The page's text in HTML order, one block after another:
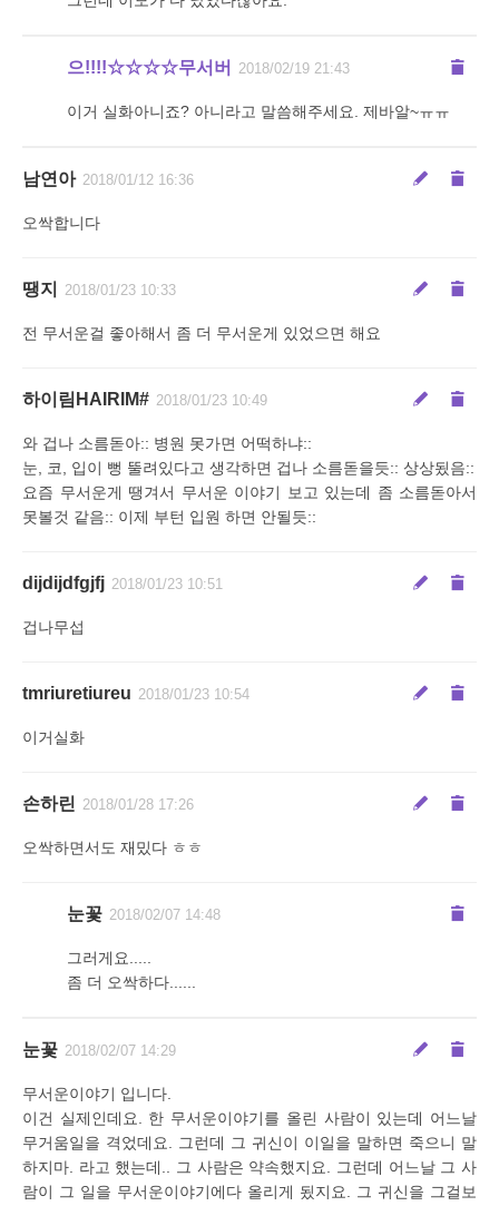
으!!!!☆☆☆☆무서버 2018/02/19 21:43
이거 실화아니죠? 아니라고 말씀해주세요. 제바알~ㅠㅠ
남연아 2018/01/12 16:36
오싹합니다
땡지 2018/01/23 10:33
전 무서운걸 좋아해서 좀 더 무서운게 있었으면 해요
하이림HAIRIM# 2018/01/23 10:49
와 겁나 소름돋아:: 병원 못가면 어떡하냐::
눈, 코, 입이 뻥 뚤려있다고 생각하면 겁나 소름돋을듯:: 상상됬음::
요즘 무서운게 땡겨서 무서운 이야기 보고 있는데 좀 소름돋아서
못볼것 같음:: 이제 부턴 입원 하면 안될듯::
dijdijdfgjfj 2018/01/23 10:51
겁나무섭
tmriuretiureu 2018/01/23 10:54
이거실화
손하린 2018/01/28 17:26
오싹하면서도 재밌다 ㅎㅎ
눈꽃 2018/02/07 14:48
그러게요.....
좀 더 오싹하다......
눈꽃 2018/02/07 14:29
무서운이야기 입니다.
이건 실제인데요. 한 무서운이야기를 올린 사람이 있는데 어느날
무거움일을 격었데요. 그런데 그 귀신이 이일을 말하면 죽으니 말
하지마. 라고 했는데.. 그 사람은 약속했지요. 그런데 어느날 그 사
람이 그 일을 무서운이야기에다 올리게 됬지요. 그 귀신을 그걸보